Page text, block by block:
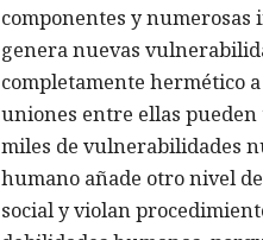
componentes y
genera nuevas
completamente hermético
uniones entre ellas pueden
miles de vulnerabilidades
humano añade otro nivel
social y violan